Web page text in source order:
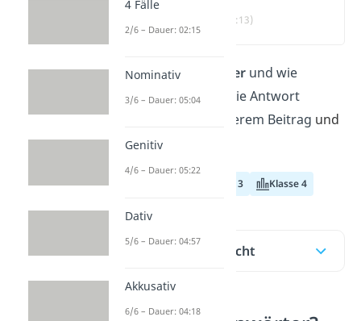
(00:13)
Was sindTunwörterund wie
erkennst du sie? Die Antwort
erfährst du in unserem Beitrag und
imVideo
Klasse 3 Klasse 4
Inhaltsübersicht
4 Fälle
2/6 – Dauer: 02:15
Nominativ
3/6 – Dauer: 05:04
Genitiv
4/6 – Dauer: 05:22
Dativ
5/6 – Dauer: 04:57
Akkusativ
6/6 – Dauer: 04:18